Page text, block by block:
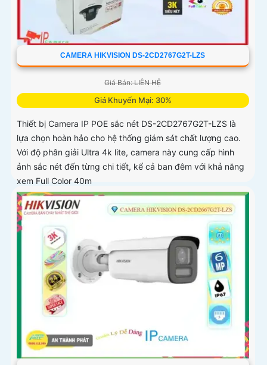
CAMERA HIKVISION DS-2CD2767G2T-LZS
Giá Bán: LIÊN HỆ
Giá Khuyến Mại: 30%
Thiết bị Camera IP POE sắc nét DS-2CD2767G2T-LZS là
lựa chọn hoàn hảo cho hệ thống giám sát chất lượng cao.
Với độ phân giải Ultra 4k lite, camera này cung cấp hình
ảnh sắc nét đến từng chi tiết, kể cả ban đêm với khả năng
xem Full Color 40m